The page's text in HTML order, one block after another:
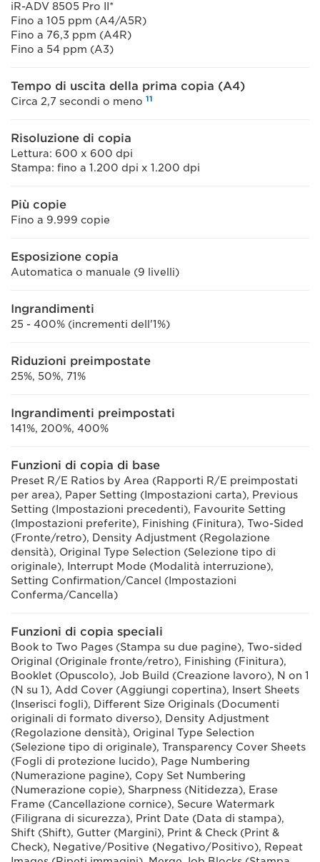
iR-ADV 8505 Pro II*
Fino a 105 ppm (A4/A5R)
Fino a 76,3 ppm (A4R)
Fino a 54 ppm (A3)
Tempo di uscita della prima copia (A4)
Circa 2,7 secondi o meno 11
Risoluzione di copia
Lettura: 600 x 600 dpi
Stampa: fino a 1.200 dpi x 1.200 dpi
Più copie
Fino a 9.999 copie
Esposizione copia
Automatica o manuale (9 livelli)
Ingrandimenti
25 - 400% (incrementi dell'1%)
Riduzioni preimpostate
25%, 50%, 71%
Ingrandimenti preimpostati
141%, 200%, 400%
Funzioni di copia di base
Preset R/E Ratios by Area (Rapporti R/E preimpostati
per area), Paper Setting (Impostazioni carta), Previous
Setting (Impostazioni precedenti), Favourite Setting
(Impostazioni preferite), Finishing (Finitura), Two-Sided
(Fronte/retro), Density Adjustment (Regolazione
densità), Original Type Selection (Selezione tipo di
originale), Interrupt Mode (Modalità interruzione),
Setting Confirmation/Cancel (Impostazioni
Conferma/Cancella)
Funzioni di copia speciali
Book to Two Pages (Stampa su due pagine), Two-sided
Original (Originale fronte/retro), Finishing (Finitura),
Booklet (Opuscolo), Job Build (Creazione lavoro), N on 1
(N su 1), Add Cover (Aggiungi copertina), Insert Sheets
(Inserisci fogli), Different Size Originals (Documenti
originali di formato diverso), Density Adjustment
(Regolazione densità), Original Type Selection
(Selezione tipo di originale), Transparency Cover Sheets
(Fogli di protezione lucido), Page Numbering
(Numerazione pagine), Copy Set Numbering
(Numerazione copie), Sharpness (Nitidezza), Erase
Frame (Cancellazione cornice), Secure Watermark
(Filigrana di sicurezza), Print Date (Data di stampa),
Shift (Shift), Gutter (Margini), Print & Check (Print &
Check), Negative/Positive (Negativo/Positivo), Repeat